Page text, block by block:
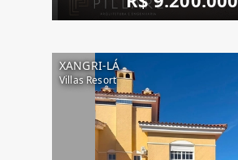
XANGRI-LÁ
Villas Resort